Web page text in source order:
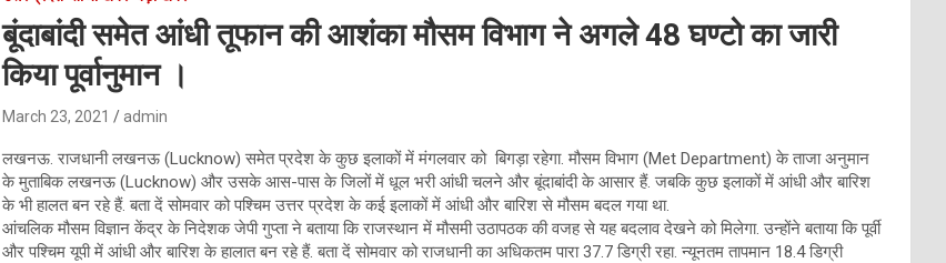
बूंदाबांदी समेत आंधी तूफान की आशंका मौसम विभाग ने अगले 48 घण्टो का जारी
किया पूर्वानुमान ।
March 23, 2021 admin
लखनऊ. राजधानी लखनऊ (Lucknow) समेत प्रदेश के कुछ इलाकों में मंगलवार को बिगड़ा रहेगा. मौसम विभाग (Met Department) के ताजा अनुमान
के मुताबिक लखनऊ (Lucknow) और उसके आस-पास के जिलों में धूल भरी आंधी चलने और बूंदाबांदी के आसार हैं. जबकि कुछ इलाकों में आंधी और बारिश
के भी हालत बन रहे हैं. बता दें सोमवार को पश्चिम उत्तर प्रदेश के कई इलाकों में आंधी और बारिश से मौसम बदल गया था.
आंचलिक मौसम विज्ञान केंद्र के निदेशक जेपी गुप्ता ने बताया कि राजस्थान में मौसमी उठापठक की वजह से यह बदलाव देखने को मिलेगा. उन्होंने बताया कि पूर्वी
और पश्चिम यूपी में आंधी और बारिश के हालात बन रहे हैं. बता दें सोमवार को राजधानी का अधिकतम पारा 37.7 डिग्री रहा. न्यूनतम तापमान 18.4 डिग्री